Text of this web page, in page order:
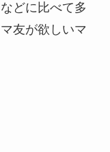
どに比べて多
友が欲しいマ